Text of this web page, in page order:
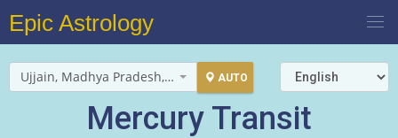
Epic Astrology
Ujjain, Madhya Pradesh, India AUTO
Mercury Transit